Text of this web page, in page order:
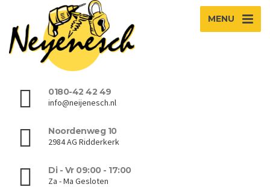
MENU
0180-42 42 49
info@neijenesch.nl
Noordenweg 10
2984 AG Ridderkerk
Di - Vr 09:00 - 17:00
Za - Ma Gesloten